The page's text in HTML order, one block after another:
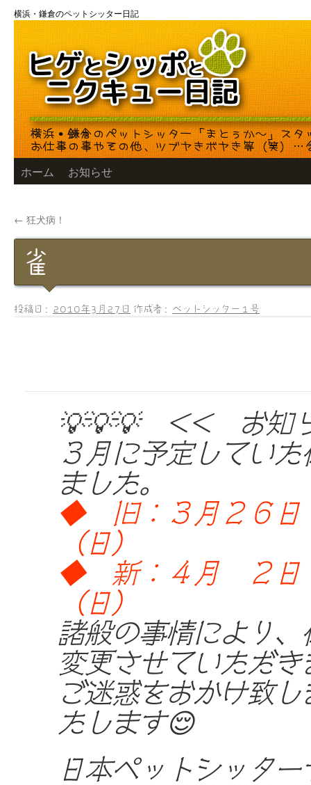
ン
テ
ン
ツ
へ
ス
キ
ッ
プ
横浜・鎌倉のペットシッター日記
ホーム お知らせ
← 狂犬病！
雀
投稿日: 2010年3月27日 作成者: ペットシッター１号
💡💡💡 << お知
３月に予定してい
ました。
◆ 旧：３月２６日
（日）
◆ 新：４月 ２日
（日）
諸般の事情により
変更させていただき
ご迷惑をおかけ致
たします😌
日本ペットシッタ